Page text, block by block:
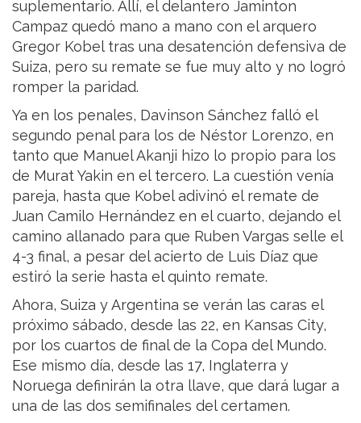
suplementario. Allí, el delantero Jaminton
Campaz quedó mano a mano con el arquero
Gregor Kobel tras una desatención defensiva de
Suiza, pero su remate se fue muy alto y no logró
romper la paridad.
Ya en los penales, Davinson Sánchez falló el
segundo penal para los de Néstor Lorenzo, en
tanto que Manuel Akanji hizo lo propio para los
de Murat Yakin en el tercero. La cuestión venía
pareja, hasta que Kobel adivinó el remate de
Juan Camilo Hernández en el cuarto, dejando el
camino allanado para que Ruben Vargas selle el
4-3 final, a pesar del acierto de Luis Díaz que
estiró la serie hasta el quinto remate.
Ahora, Suiza y Argentina se verán las caras el
próximo sábado, desde las 22, en Kansas City,
por los cuartos de final de la Copa del Mundo.
Ese mismo día, desde las 17, Inglaterra y
Noruega definirán la otra llave, que dará lugar a
una de las dos semifinales del certamen.